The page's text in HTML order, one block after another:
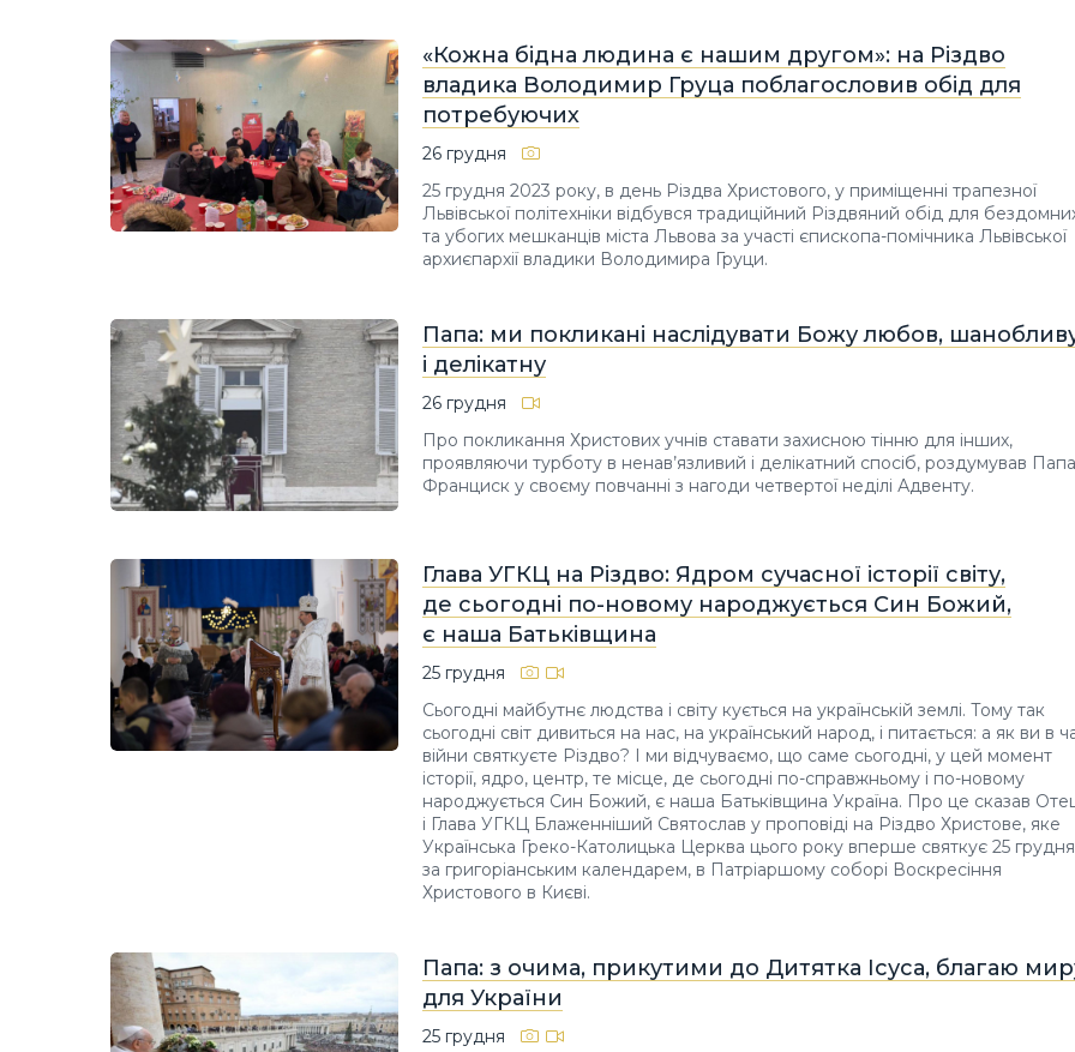
«Кожна бідна людина є нашим другом»: на Різдво
владика Володимир Груца поблагословив обід для
потребуючих
26 грудня
25 грудня 2023 року, в день Різдва Христового, у приміщенні трапезної
Львівської політехніки відбувся традиційний Різдвяний обід для
та убогих мешканців міста Львова за участі єпископа-помічника Львівської
архиєпархії владики Володимира Груци.
Папа: ми покликані наслідувати Божу любов,
і делікатну
26 грудня
Про покликання Христових учнів ставати захисною тінню для інших,
проявляючи турботу в ненав’язливий і делікатний спосіб, роздумував Папа
Франциск у своєму повчанні з нагоди четвертої неділі Адвенту.
Глава УГКЦ на Різдво: Ядром сучасної історії світу,
де сьогодні по-новому народжується Син Божий,
є наша Батьківщина
25 грудня
Сьогодні майбутнє людства і світу кується на українській землі. Тому так
сьогодні світ дивиться на нас, на український народ, і питається: а як ви в
війни святкуєте Різдво? І ми відчуваємо, що саме сьогодні, у цей момент
історії, ядро, центр, те місце, де сьогодні по-справжньому і по-новому
народжується Син Божий, є наша Батьківщина Україна. Про це сказав
і Глава УГКЦ Блаженніший Святослав у проповіді на Різдво Христове, яке
Українська Греко-Католицька Церква цього року вперше святкує 25 грудня
за григоріанським календарем, в Патріаршому соборі Воскресіння
Христового в Києві.
Папа: з очима, прикутими до Дитятка Ісуса, благаю
для України
25 грудня